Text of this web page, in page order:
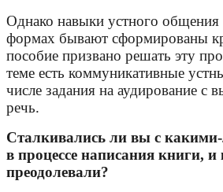
Однако навыки устного общения
формах бывают сформированы
пособие призвано решать эту
теме есть коммуникативные
числе задания на аудирование с
речь.
Сталкивались ли вы с
в процессе написания книги,
преодолевали?